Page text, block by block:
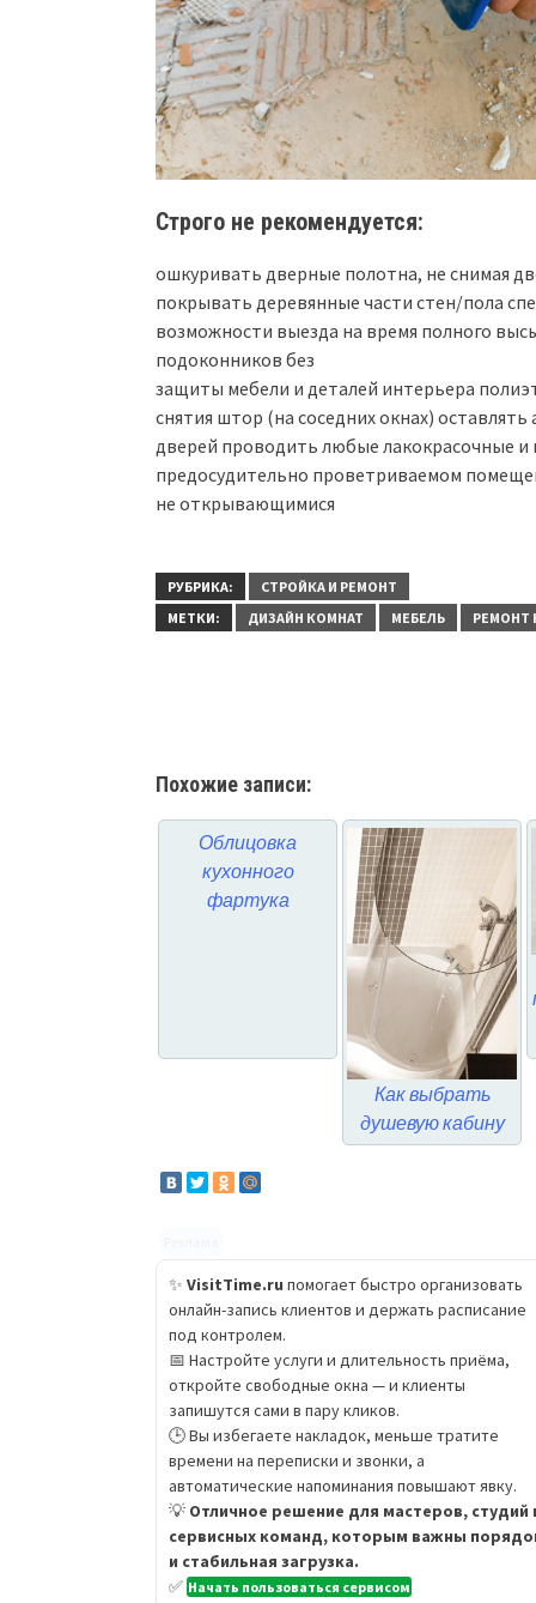
Строго не рекомендуется:
ошкуривать дверные полотна, не снимая
покрывать деревянные части стен/пола
возможности выезда на время полного
подоконников без
защиты мебели и деталей интерьера
снятия штор (на соседних окнах)
дверей проводить любые лакокрасочные
предосудительно проветриваемом
не открывающимися
РУБРИКА:
СТРОЙКА И РЕМОНТ
МЕТКИ:
ДИЗАЙН КОМНАТ МЕБЕЛЬ РЕМОНТ
Похожие записи:
Облицовка
кухонного
фартука
Как выбрать
душевую кабину
✨ VisitTime.ru помогает быстро организовать
онлайн-запись клиентов и держать расписание
под контролем.
📅 Настройте услуги и длительность приёма,
откройте свободные окна — и клиенты
запишутся сами в пару кликов.
🕒 Вы избегаете накладок, меньше тратите
времени на переписки и звонки, а
автоматические напоминания повышают явку.
💡 Отличное решение для мастеров, студий
сервисных команд, которым важны
и стабильная загрузка.
✅ Начать пользоваться сервисом